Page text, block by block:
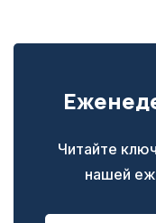
Читайте
нашей